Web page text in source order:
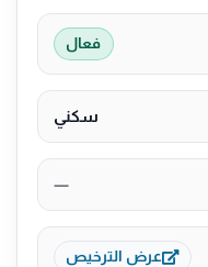
فعال
سكني
—
عرض الترخيص